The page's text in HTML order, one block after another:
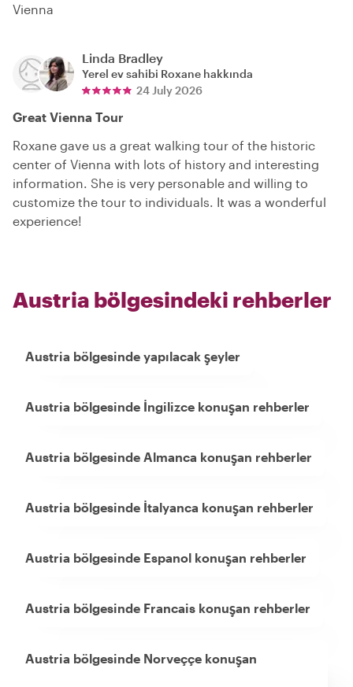
Vienna
Linda Bradley
Yerel ev sahibi Roxane hakkında
24 July 2026
Great Vienna Tour
Roxane gave us a great walking tour of the historic
center of Vienna with lots of history and interesting
information. She is very personable and willing to
customize the tour to individuals. It was a wonderful
experience!
Austria bölgesindeki rehberler
Austria bölgesinde yapılacak şeyler
Austria bölgesinde İngilizce konuşan rehberler
Austria bölgesinde Almanca konuşan rehberler
Austria bölgesinde İtalyanca konuşan rehberler
Austria bölgesinde Espanol konuşan rehberler
Austria bölgesinde Francais konuşan rehberler
Austria bölgesinde Norveççe konuşan